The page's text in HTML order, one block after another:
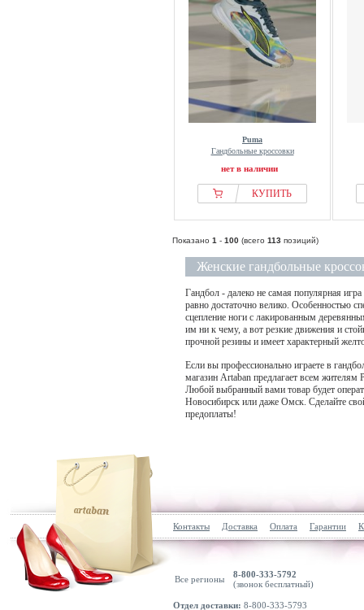
Puma
Гандбольные кроссовки
нет в наличии
КУПИТЬ
Показано 1 - 100 (всего 113 позиций)
Женские гандбольные
Гандбол - далеко не самая популярная
равно достаточно велико. Особенностью
сцепление ноги с лакированным
им ни к чему, а вот резкие движения и
прочной резины и имеет характерный
Если вы профессионально играете в
магазин Artaban предлагает всем
Любой выбранный вами товар будет
Новосибирск или даже Омск. Сделайте
предоплаты!
Контакты Доставка Оплата Гарантии
Все регионы
8-800-333-5792
(звонок бесплатный)
Отдел доставки: 8-800-333-5793